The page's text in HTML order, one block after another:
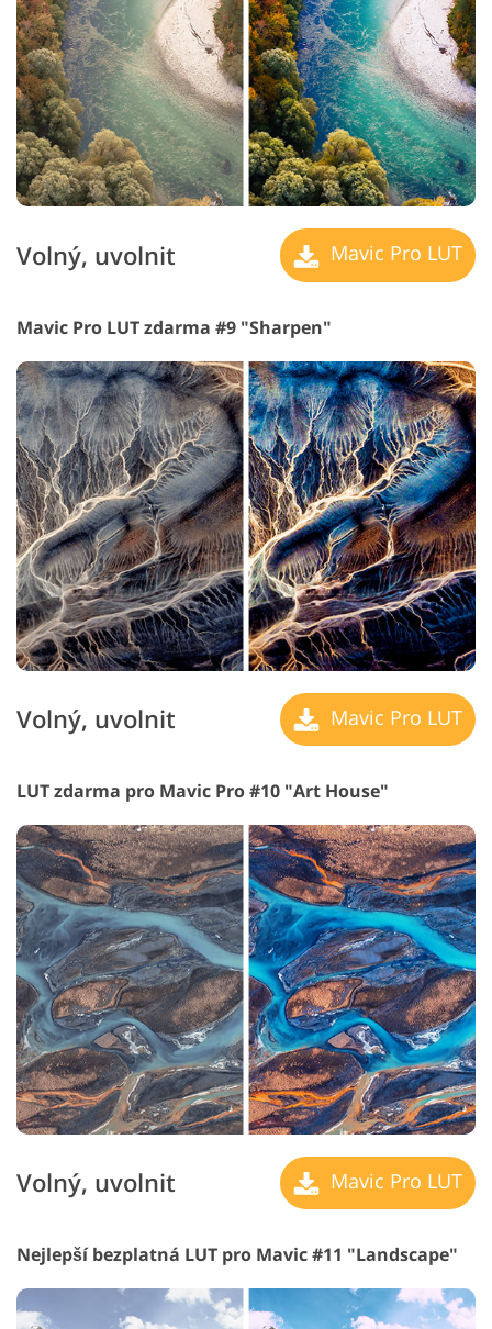
Volný, uvolnit Mavic Pro LUT
Mavic Pro LUT zdarma #9 "Sharpen"
Volný, uvolnit Mavic Pro LUT
LUT zdarma pro Mavic Pro #10 "Art House"
Volný, uvolnit Mavic Pro LUT
Nejlepší bezplatná LUT pro Mavic #11 "Landscape"